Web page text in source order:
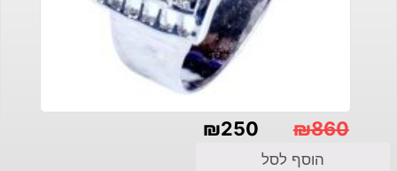
₪860
₪250
הוסף לסל